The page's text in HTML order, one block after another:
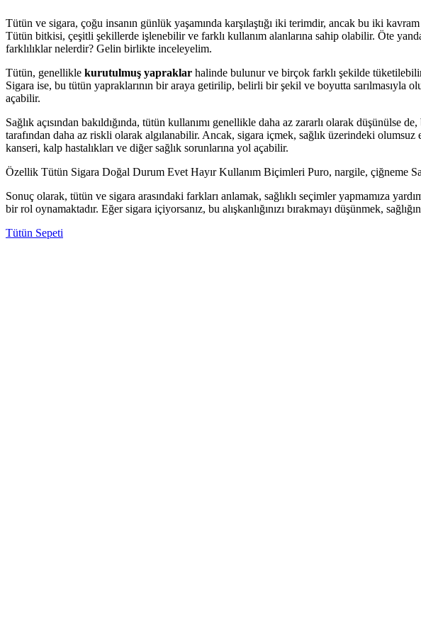
Tütün ve sigara, çoğu insanın günlük yaşamında karşılaştığı iki terimdir, ancak bu iki
Tütün bitkisi, çeşitli şekillerde işlenebilir ve farklı kullanım alanlarına sahip olabilir. Öte
farklılıklar nelerdir? Gelin birlikte inceleyelim.
Tütün, genellikle kurutulmuş yapraklar halinde bulunur ve birçok farklı şekilde
Sigara ise, bu tütün yapraklarının bir araya getirilip, belirli bir şekil ve boyutta
açabilir.
Sağlık açısından bakıldığında, tütün kullanımı genellikle daha az zararlı olarak
tarafından daha az riskli olarak algılanabilir. Ancak, sigara içmek, sağlık üzerindeki
kanseri, kalp hastalıkları ve diğer sağlık sorunlarına yol açabilir.
Özellik Tütün Sigara Doğal Durum Evet Hayır Kullanım Biçimleri Puro, nargile, çiğneme
Sonuç olarak, tütün ve sigara arasındaki farkları anlamak, sağlıklı seçimler yapmamıza
bir rol oynamaktadır. Eğer sigara içiyorsanız, bu alışkanlığınızı bırakmayı düşünmek,
Tütün Sepeti